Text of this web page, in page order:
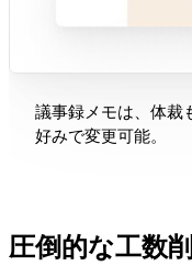
議事録メモは、体裁
好みで変更可能。
圧倒的な工数